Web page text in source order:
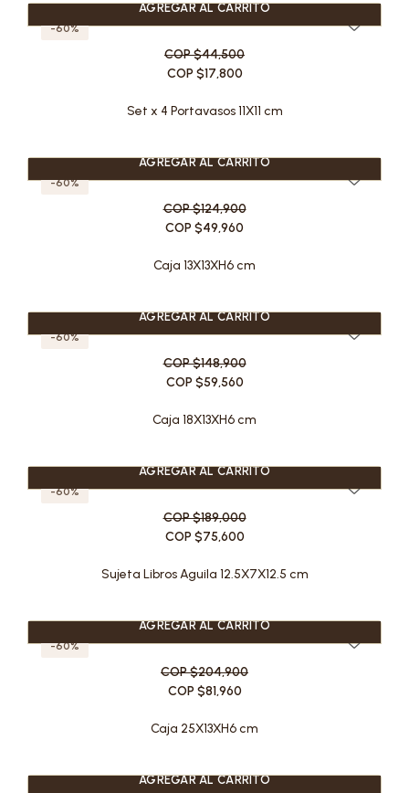
-60%
AGREGAR AL CARRITO
Set x 4 Portavasos 11X11 cm
COP $44,500
COP $17,800
-60%
AGREGAR AL CARRITO
Caja 13X13XH6 cm
COP $124,900
COP $49,960
-60%
AGREGAR AL CARRITO
Caja 18X13XH6 cm
COP $148,900
COP $59,560
-60%
AGREGAR AL CARRITO
Sujeta Libros Aguila 12.5X7X12.5 cm
COP $189,000
COP $75,600
-60%
AGREGAR AL CARRITO
Caja 25X13XH6 cm
COP $204,900
COP $81,960
AGREGAR AL CARRITO